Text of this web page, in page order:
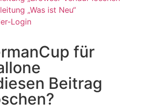
„Was ist Neu“
Login
für
Beitrag